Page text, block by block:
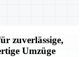
zuverlässige,
Umzüge